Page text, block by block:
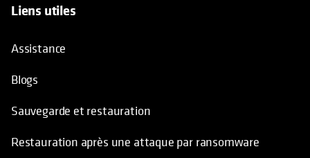
Liens utiles
Assistance
Blogs
Sauvegarde et restauration
Restauration après une attaque par ransomware